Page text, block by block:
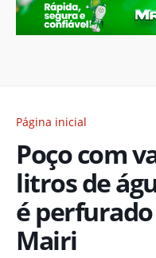
Página inicial
Poço com
litros de
é
Mairi